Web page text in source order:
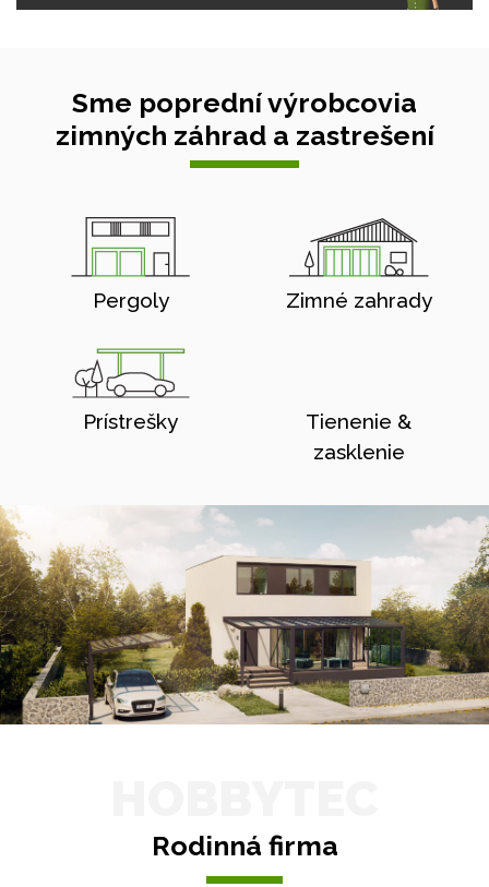
Sme poprední výrobcovia
zimných záhrad a zastrešení
Pergoly Zimné zahrady
Prístrešky
Tienenie &
zasklenie
Rodinná firma